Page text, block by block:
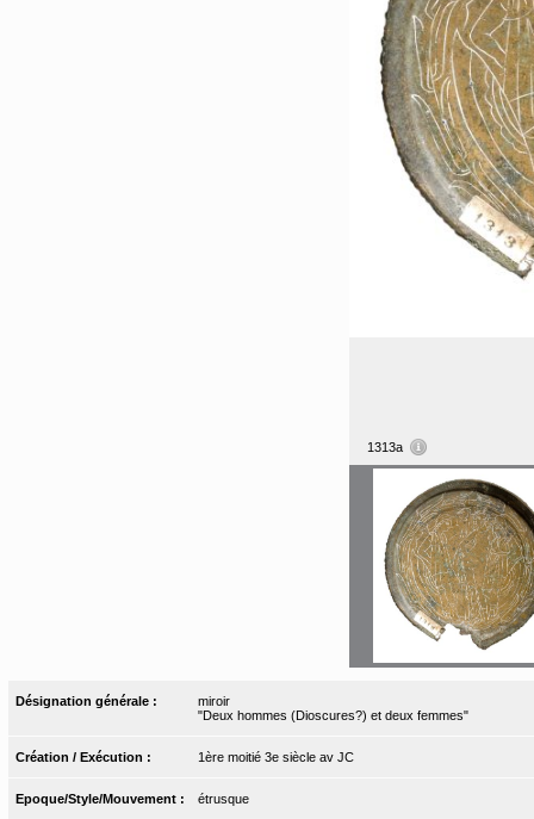
1313a
Désignation générale :
miroir
"Deux hommes (Dioscures?) et deux femmes"
Création / Exécution : 1ère moitié 3e siècle av JC
Epoque/Style/Mouvement : étrusque